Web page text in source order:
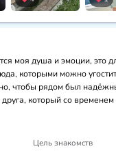
моя душа и эмоции, это
которыми можно
чтобы рядом был
который со
Цель знакомств